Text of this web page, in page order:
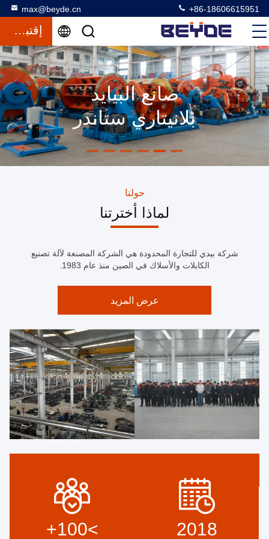
max@beyde.cn +86-18606615951
إقتباس
صانع البيايد
بلانيتاري ستاندر
حولنا
لماذا أخترتنا
شركة بيدي للتجارة المحدودة هي الشركة المصنعة لآلة تصنيع
الكابلات والأسلاك في الصين منذ عام 1983.
عرض المزيد
2018
>100
+